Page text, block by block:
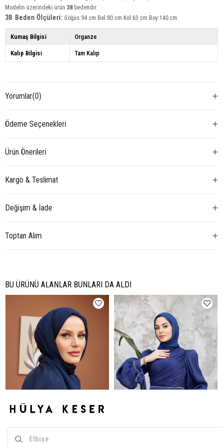
Modelin üzerindeki ürün 38 bedendir.
38 Beden Ölçüleri: Göğüs:94 cm Bel:80 cm Kol:63 cm Boy:140 cm
Kumaş Bilgisi Organze
Kalıp Bilgisi Tam Kalıp
Yorumlar(0)
Ödeme Seçenekleri
Ürün Önerileri
Kargo & Teslimat
Değişim & İade
Toptan Alım
BU ÜRÜNÜ ALANLAR BUNLARI DA ALDI